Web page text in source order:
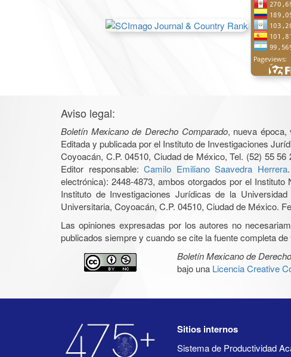
Aviso legal:
Boletín Mexicano de Derecho Comparado, nueva época,
Editada y publicada por el Instituto de Investigaciones
Coyoacán, C.P. 04510, Ciudad de México, Tel. (52) 55 56
Editor responsable:Camilo Emiliano Saavedra Herrera
electrónica): 2448-4873, ambos otorgados por el
Instituto de Investigaciones Jurídicas de la
Universitaria, Coyoacán, C.P. 04510, Ciudad de México.
Las opiniones expresadas por los autores no
publicados siempre y cuando se cite la fuente completa
Boletín Mexicano de
bajo una Licencia Creative
Sitios internos
Sistema de Productividad